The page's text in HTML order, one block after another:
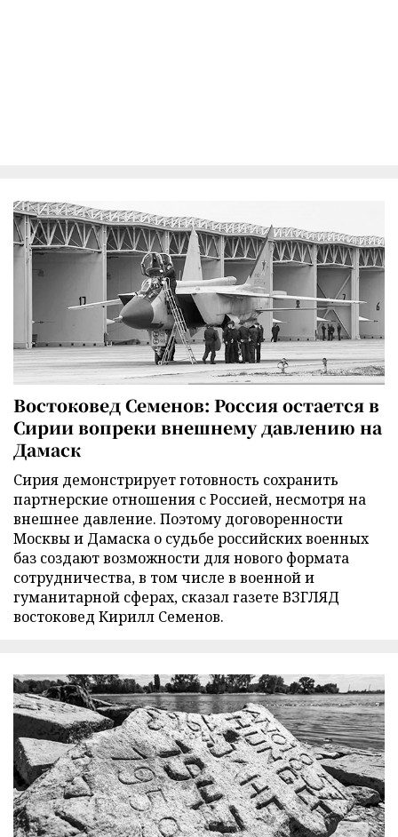
Востоковед Семенов: Россия остается в
Сирии вопреки внешнему давлению на
Дамаск
Сирия демонстрирует готовность сохранить
партнерские отношения с Россией, несмотря на
внешнее давление. Поэтому договоренности
Москвы и Дамаска о судьбе российских военных
баз создают возможности для нового формата
сотрудничества, в том числе в военной и
гуманитарной сферах, сказал газете ВЗГЛЯД
востоковед Кирилл Семенов.